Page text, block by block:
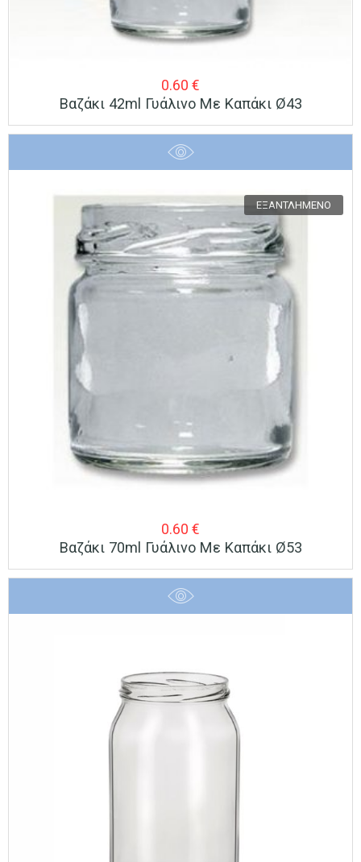
0.60 €
Βαζάκι 42ml Γυάλινο Με Καπάκι Ø43
ΕΞΑΝΤΛΗΜΈΝΟ
0.60 €
Βαζάκι 70ml Γυάλινο Με Καπάκι Ø53